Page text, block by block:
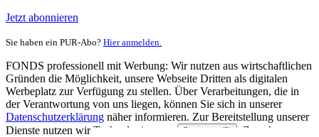
Jetzt abonnieren
Sie haben ein PUR-Abo? Hier anmelden.
FONDS professionell mit Werbung: Wir nutzen aus wirtschaftlichen
Gründen die Möglichkeit, unsere Webseite Dritten als digitalen
Werbeplatz zur Verfügung zu stellen. Über Verarbeitungen, die in
der Verantwortung von uns liegen, können Sie sich in unserer
Datenschutzerklärung näher informieren. Zur Bereitstellung unserer
Dienste nutzen wir Technologien von
Partnern (5)
. Zwecke: